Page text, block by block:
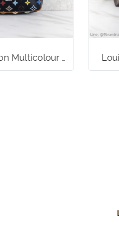
Louis Vuitton Multicolour Pochette Canvas